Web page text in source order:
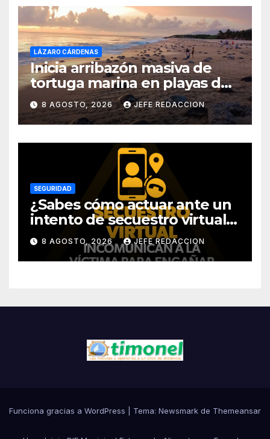
LÁZARO CÁRDENAS
Inicia arribazón masiva de
tortuga marina en playas de
Michoacán
8 AGOSTO, 2026 JEFE REDACCION
SEGURIDAD
¿Sabes cómo actuar ante un
intento de secuestro virtual?
La SSP te guía para evitarlo
8 AGOSTO, 2026 JEFE REDACCION
Funciona gracias a WordPress Tema: Newsmark de Themeansar